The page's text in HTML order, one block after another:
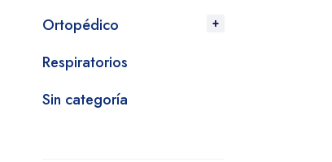
Ortopédico
Respiratorios
Sin categoría